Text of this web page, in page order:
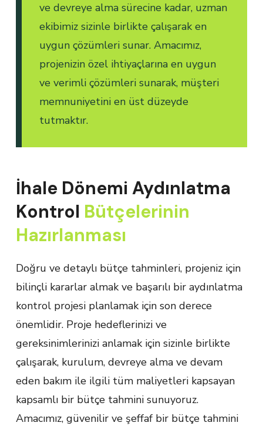
ve devreye alma sürecine kadar, uzman
ekibimiz sizinle birlikte çalışarak en
uygun çözümleri sunar. Amacımız,
projenizin özel ihtiyaçlarına en uygun
ve verimli çözümleri sunarak, müşteri
memnuniyetini en üst düzeyde
tutmaktır.
İhale Dönemi Aydınlatma
Kontrol Bütçelerinin
Hazırlanması
Doğru ve detaylı bütçe tahminleri, projeniz için
bilinçli kararlar almak ve başarılı bir aydınlatma
kontrol projesi planlamak için son derece
önemlidir. Proje hedeflerinizi ve
gereksinimlerinizi anlamak için sizinle birlikte
çalışarak, kurulum, devreye alma ve devam
eden bakım ile ilgili tüm maliyetleri kapsayan
kapsamlı bir bütçe tahmini sunuyoruz.
Amacımız, güvenilir ve şeffaf bir bütçe tahmini